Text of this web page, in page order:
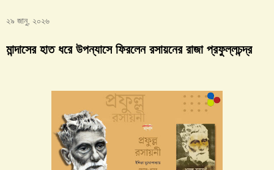
২৯ জানু, ২০২৬
মান্দাসের হাত ধরে উপন্যাসে ফিরলেন রসায়নের রাজা প্রফুল্লচন্দ্র